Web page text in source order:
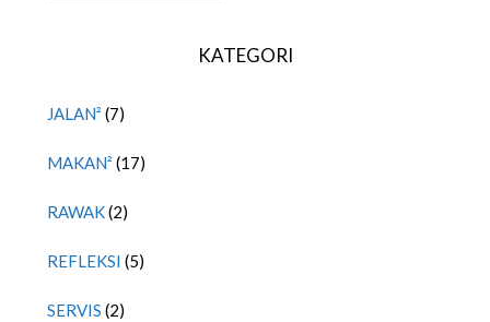
KATEGORI
JALAN² (7)
MAKAN² (17)
RAWAK(2)
REFLEKSI (5)
SERVIS (2)